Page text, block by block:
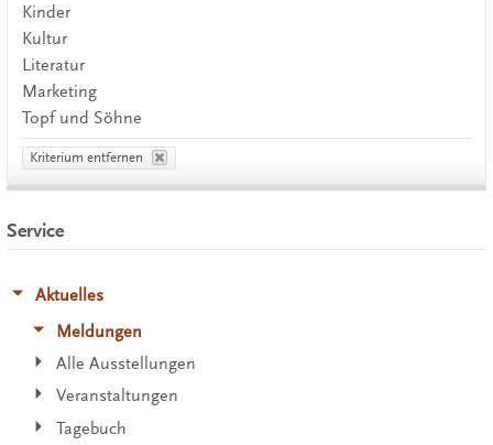
Kinder
Kultur
Literatur
Marketing
Topf und Söhne
Kriterium entfernen
Service
Aktuelles
Meldungen
Alle Ausstellungen
Veranstaltungen
Tagebuch